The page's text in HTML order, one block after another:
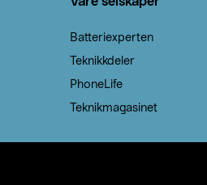
Batteriexperten
Teknikkdeler
PhoneLife
Teknikmagasinet